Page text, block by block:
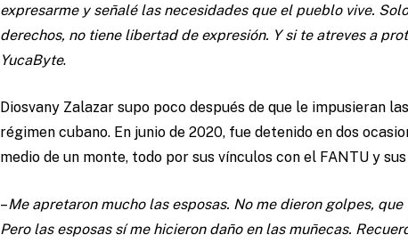
expresarme y señalé las necesidades que el pueblo vive.
derechos, no tiene libertad de expresión. Y si te atreves a
YucaByte.
Diosvany Zalazar supo poco después de que le impusieran
régimen cubano. En junio de 2020, fue detenido en dos
medio de un monte, todo por sus vínculos con el FANTU y
–Me apretaron mucho las esposas. No me dieron golpes,
Pero las esposas sí me hicieron daño en las muñecas.